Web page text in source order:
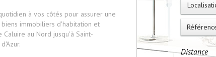
Distance
à vos côtés pour assurer une
immobiliers d'habitation et
au Nord jusqu'à Saint-